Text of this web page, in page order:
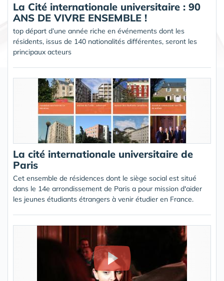
La Cité internationale universitaire : 90
ANS DE VIVRE ENSEMBLE !
top départ d’une année riche en événements dont les
résidents, issus de 140 nationalités différentes, seront les
principaux acteurs
La cité internationale universitaire de
Paris
Cet ensemble de résidences dont le siège social est situé
dans le 14e arrondissement de Paris a pour mission d'aider
les jeunes étudiants étrangers à venir étudier en France.